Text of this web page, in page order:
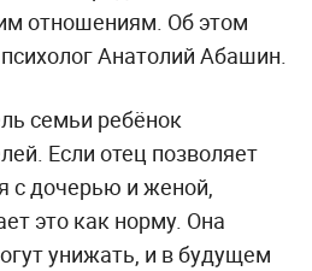
отношениям. Об этом
Анатолий Абашин.
семьи ребёнок
Если отец позволяет
с дочерью и женой,
это как норму. Она
унижать, и в будущем